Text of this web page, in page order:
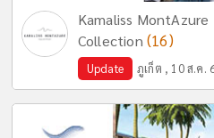
Kamaliss
Collection (16)
Update ภูเก็ต , 10 ส.ค.